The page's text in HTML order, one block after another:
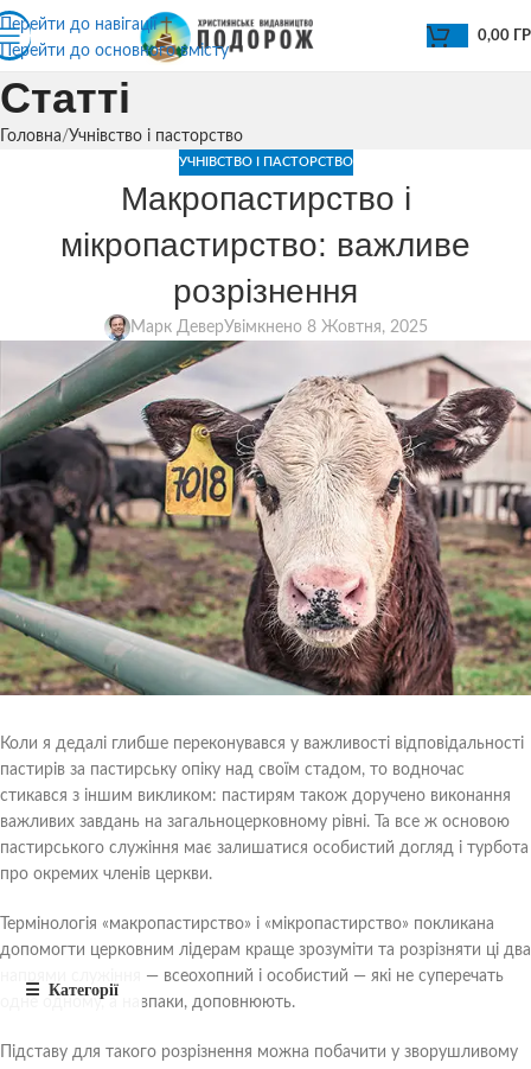
Перейти до навігації
Перейти до основного вмісту
0,00
Статті
Головна Учнівство і пасторство
УЧНІВСТВО І ПАСТОРСТВО
Макропастирство і
мікропастирство: важливе
розрізнення
Марк ДеверУвімкнено 8 Жовтня, 2025
Коли я дедалі глибше переконувався у важливості відповідальності
пастирів за пастирську опіку над своїм стадом, то водночас
стикався з іншим викликом: пастирям також доручено виконання
важливих завдань на загальноцерковному рівні. Та все ж основою
пастирського служіння має залишатися особистий догляд і турбота
про окремих членів церкви.
Термінологія «макропастирство» і «мікропастирство» покликана
допомогти церковним лідерам краще зрозуміти та розрізняти ці два
напрями служіння — всеохопний і особистий — які не суперечать
одне одному, а навпаки, доповнюють.
Підставу для такого розрізнення можна побачити у зворушливому